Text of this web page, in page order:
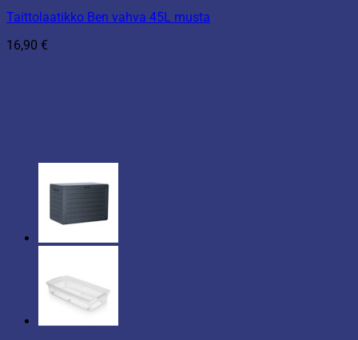
Taittolaatikko Ben vahva 45L musta
16,90 €